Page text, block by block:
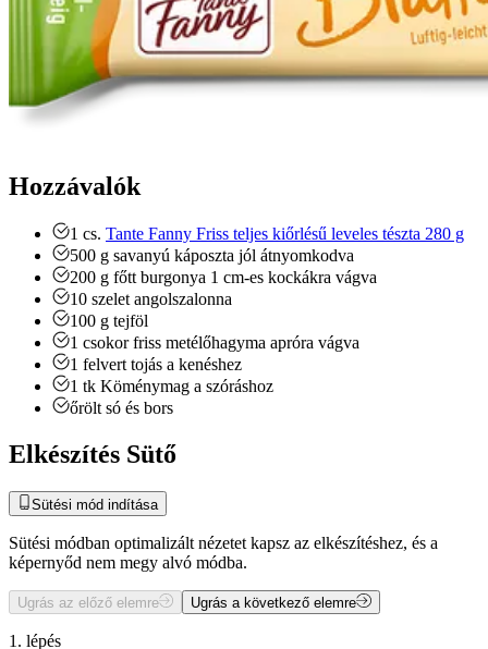
Hozzávalók
1 cs. Tante Fanny Friss teljes kiőrlésű leveles tészta 280 g
500 g savanyú káposzta jól átnyomkodva
200 g főtt burgonya 1 cm-es kockákra vágva
10 szelet angolszalonna
100 g tejföl
1 csokor friss metélőhagyma apróra vágva
1 felvert tojás a kenéshez
1 tk Köménymag a szóráshoz
őrölt só és bors
Elkészítés Sütő
Sütési mód indítása
Sütési módban optimalizált nézetet kapsz az elkészítéshez, és a
képernyőd nem megy alvó módba.
Ugrás az előző elemre Ugrás a következő elemre
1. lépés